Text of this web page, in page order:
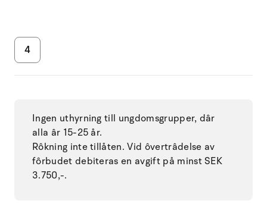
4
Ingen uthyrning till ungdomsgrupper, dâr
alla âr 15-25 år.
Rôkning inte tillåten. Vid ôvertrâdelse av
fôrbudet debiteras en avgift på minst SEK
3.750,-.